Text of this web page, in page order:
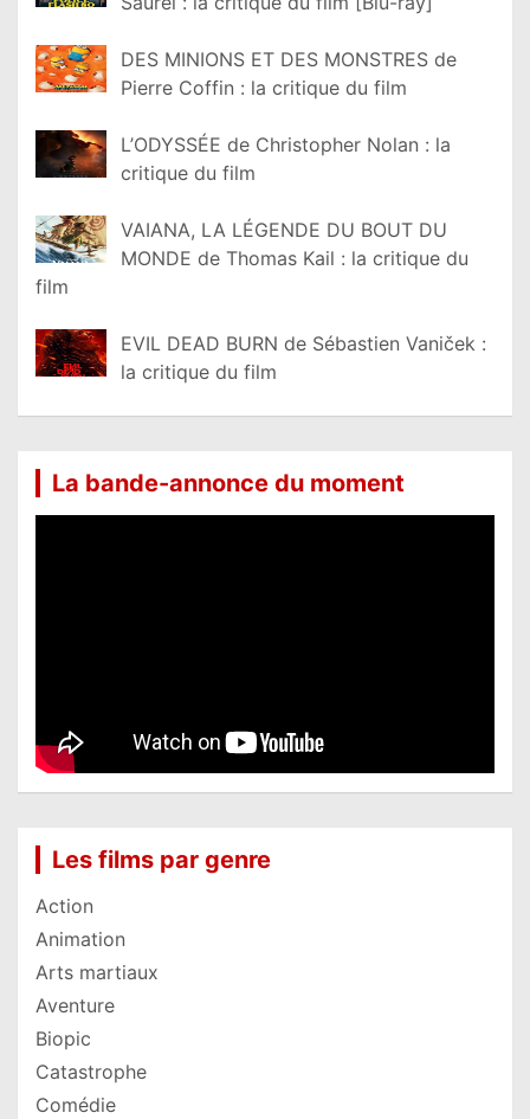
DES MINIONS ET DES MONSTRES de
Pierre Coffin : la critique du film
L’ODYSSÉE de Christopher Nolan : la
critique du film
VAIANA, LA LÉGENDE DU BOUT DU
MONDE de Thomas Kail : la critique du
film
EVIL DEAD BURN de Sébastien Vaniček :
la critique du film
La bande-annonce du moment
Les films par genre
Action
Animation
Arts martiaux
Aventure
Biopic
Catastrophe
Comédie